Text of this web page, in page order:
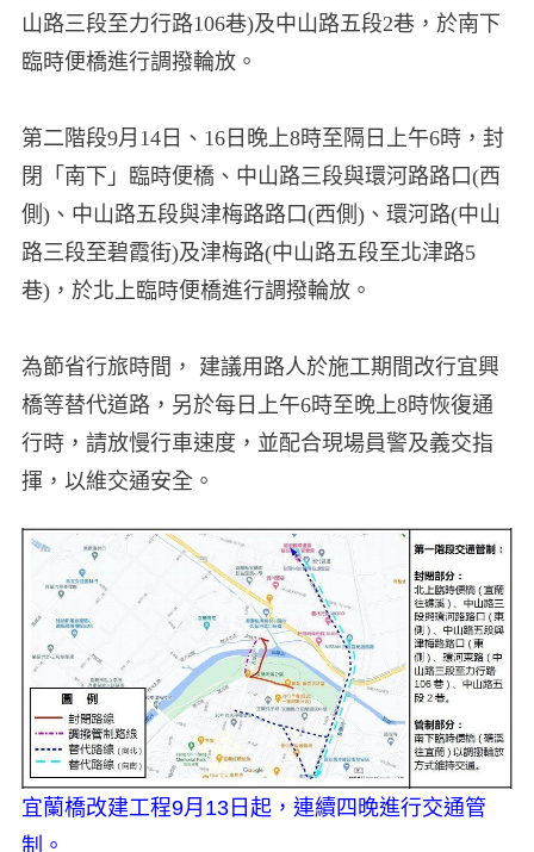
山路三段至力行路106巷)及中山路五段2巷，於南下
臨時便橋進行調撥輪放。
第二階段9月14日、16日晚上8時至隔日上午6時，封
閉「南下」臨時便橋、中山路三段與環河路路口(西
側)、中山路五段與津梅路路口(西側)、環河路(中山
路三段至碧霞街)及津梅路(中山路五段至北津路5
巷)，於北上臨時便橋進行調撥輪放。
為節省行旅時間， 建議用路人於施工期間改行宜興
橋等替代道路，另於每日上午6時至晚上8時恢復通
行時，請放慢行車速度，並配合現場員警及義交指
揮，以維交通安全。
宜蘭橋改建工程9月13日起，連續四晚進行交通管
制。